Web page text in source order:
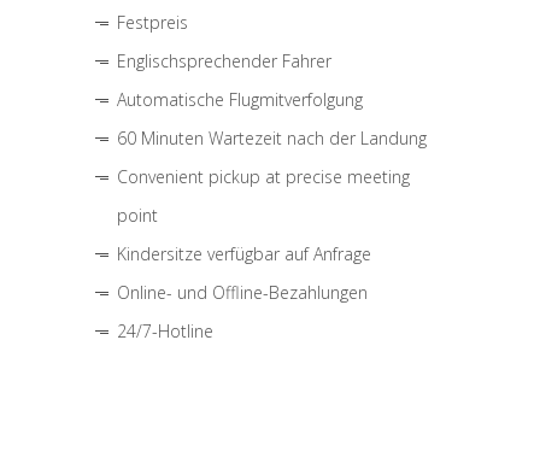
Festpreis
Englischsprechender Fahrer
Automatische Flugmitverfolgung
60 Minuten Wartezeit nach der Landung
Convenient pickup at precise meeting
point
Kindersitze verfügbar auf Anfrage
Online- und Offline-Bezahlungen
24/7-Hotline